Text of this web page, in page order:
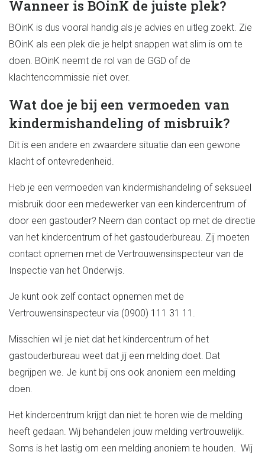
Wanneer is BOinK de juiste plek?
BOinK is dus vooral handig als je advies en uitleg zoekt. Zie
BOinK als een plek die je helpt snappen wat slim is om te
doen. BOinK neemt de rol van de GGD of de
klachtencommissie niet over.
Wat doe je bij een vermoeden van
kindermishandeling of misbruik?
Dit is een andere en zwaardere situatie dan een gewone
klacht of ontevredenheid.
Heb je een vermoeden van kindermishandeling of seksueel
misbruik door een medewerker van een kindercentrum of
door een gastouder? Neem dan contact op met de directie
van het kindercentrum of het gastouderbureau. Zij moeten
contact opnemen met de Vertrouwensinspecteur van de
Inspectie van het Onderwijs.
Je kunt ook zelf contact opnemen met de
Vertrouwensinspecteur via (0900) 111 31 11.
Misschien wil je niet dat het kindercentrum of het
gastouderbureau weet dat jij een melding doet. Dat
begrijpen we. Je kunt bij ons ook anoniem een melding
doen.
Het kindercentrum krijgt dan niet te horen wie de melding
heeft gedaan. Wij behandelen jouw melding vertrouwelijk.
Soms is het lastig om een melding anoniem te houden. Wij